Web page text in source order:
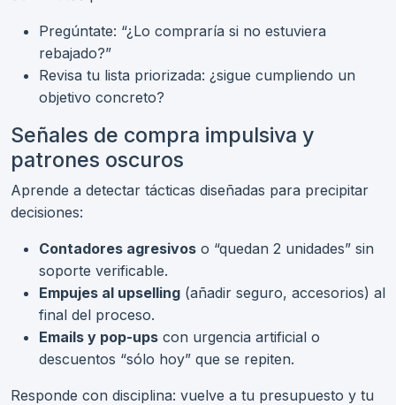
Pregúntate: “¿Lo compraría si no estuviera
rebajado?”
Revisa tu lista priorizada: ¿sigue cumpliendo un
objetivo concreto?
Señales de compra impulsiva y
patrones oscuros
Aprende a detectar tácticas diseñadas para precipitar
decisiones:
Contadores agresivos o “quedan 2 unidades” sin
soporte verificable.
Empujes al upselling (añadir seguro, accesorios) al
final del proceso.
Emails y pop-ups con urgencia artificial o
descuentos “sólo hoy” que se repiten.
Responde con disciplina: vuelve a tu presupuesto y tu